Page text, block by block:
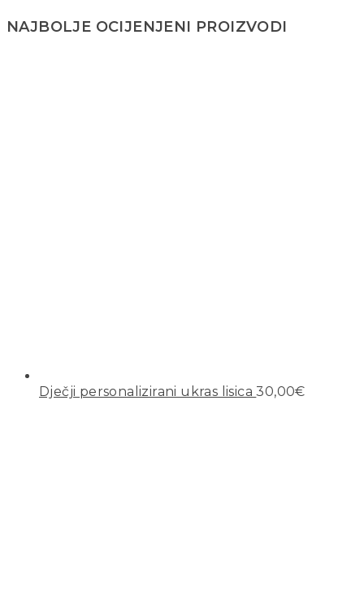
NAJBOLJE OCIJENJENI PROIZVODI
Dječji personalizirani ukras lisica 30,00€